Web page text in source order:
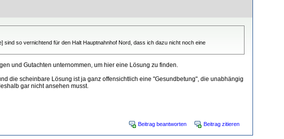
so vernichtend für den Halt Hauptnahnhof Nord, dass ich dazu nicht noch eine
und Gutachten unternommen, um hier eine Lösung zu finden.
die scheinbare Lösung ist ja ganz offensichtlich eine "Gesundbetung", die unabhängig
gar nicht ansehen musst.
Beitrag beantworten Beitrag zitieren